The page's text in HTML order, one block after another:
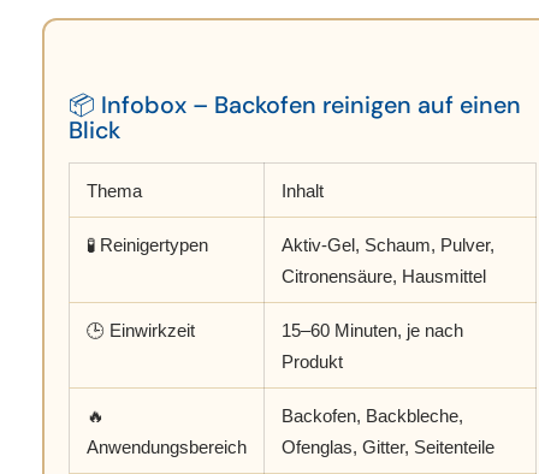
📦 Infobox – Backofen reinigen auf einen
Blick
Thema Inhalt
🧪 Reinigertypen
Aktiv-Gel, Schaum, Pulver,
Citronensäure, Hausmittel
🕒 Einwirkzeit
15–60 Minuten, je nach
Produkt
🔥
Anwendungsbereich
Backofen, Backbleche,
Ofenglas, Gitter, Seitenteile